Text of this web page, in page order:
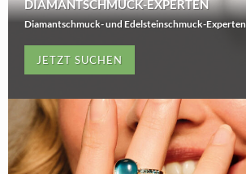
DIAMANTSCHMUCK-EXPERTEN
Diamantschmuck- und Edelsteinschmuck-Experten
JETZT SUCHEN